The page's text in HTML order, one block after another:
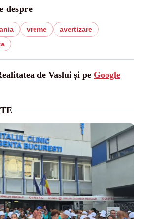
despre
vreme
avertizare
de Vaslui și pe Google